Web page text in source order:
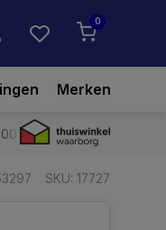
0
Merken
uur besteld,vandaag
SKU: 17727